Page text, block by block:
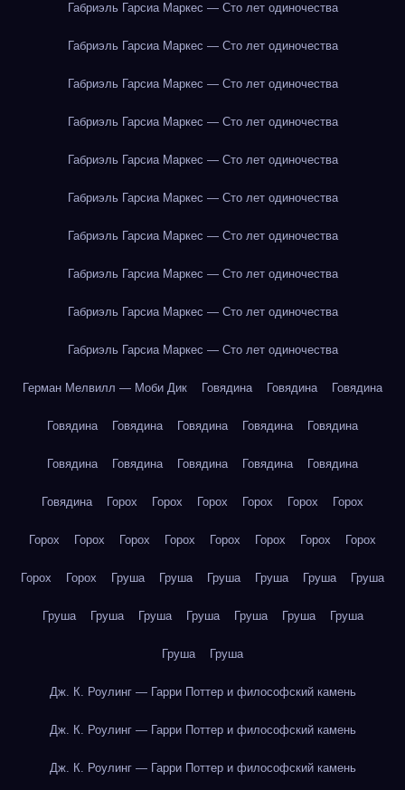
Габриэль Гарсиа Маркес — Сто лет одиночества
Габриэль Гарсиа Маркес — Сто лет одиночества
Габриэль Гарсиа Маркес — Сто лет одиночества
Габриэль Гарсиа Маркес — Сто лет одиночества
Габриэль Гарсиа Маркес — Сто лет одиночества
Габриэль Гарсиа Маркес — Сто лет одиночества
Габриэль Гарсиа Маркес — Сто лет одиночества
Габриэль Гарсиа Маркес — Сто лет одиночества
Габриэль Гарсиа Маркес — Сто лет одиночества
Габриэль Гарсиа Маркес — Сто лет одиночества
Герман Мелвилл — Моби Дик Говядина Говядина Говядина
Говядина Говядина Говядина Говядина Говядина
Говядина Говядина Говядина Говядина Говядина
Говядина Горох Горох Горох Горох Горох Горох
Горох Горох Горох Горох Горох Горох Горох Горох
Горох Горох Груша Груша Груша Груша Груша Груша
Груша Груша Груша Груша Груша Груша Груша
Груша Груша
Дж. К. Роулинг — Гарри Поттер и философский камень
Дж. К. Роулинг — Гарри Поттер и философский камень
Дж. К. Роулинг — Гарри Поттер и философский камень